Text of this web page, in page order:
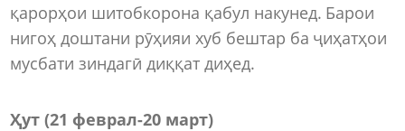
қарорҳои шитобкорона қабул накунед. Барои
нигоҳ доштани рӯҳияи хуб бештар ба ҷиҳатҳои
мусбати зиндагӣ диққат диҳед.
Ҳут (21 феврал-20 март)